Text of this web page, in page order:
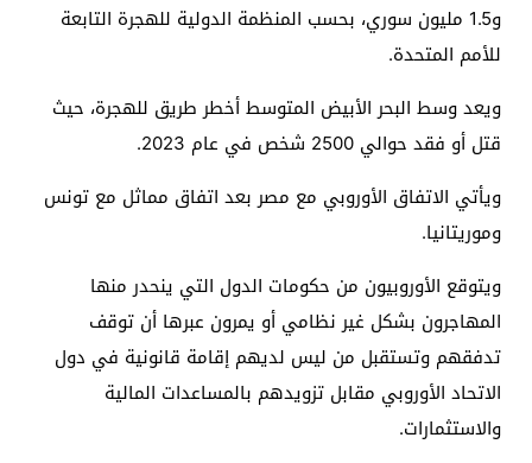
و1.5 مليون سوري، بحسب المنظمة الدولية للهجرة التابعة
للأمم المتحدة.
ويعد وسط البحر الأبيض المتوسط ​​أخطر طريق للهجرة، حيث
قتل أو فقد حوالي 2500 شخص في عام 2023.
ويأتي الاتفاق الأوروبي مع مصر بعد اتفاق مماثل مع تونس
وموريتانيا.
ويتوقع الأوروبيون من حكومات الدول التي ينحدر منها
المهاجرون بشكل غير نظامي أو يمرون عبرها أن توقف
تدفقهم وتستقبل من ليس لديهم إقامة قانونية في دول
الاتحاد الأوروبي مقابل تزويدهم بالمساعدات المالية
والاستثمارات.